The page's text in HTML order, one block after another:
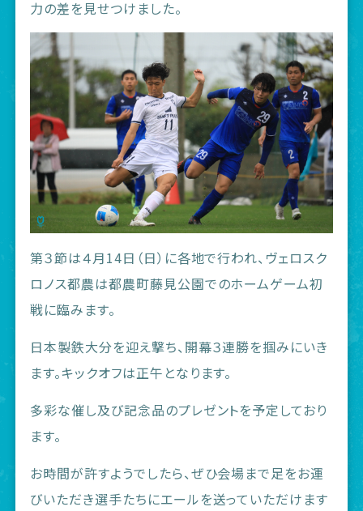
力の差を見せつけました。
第３節は４月14日（日）に各地で行われ、ヴェロスク
ロノス都農は都農町藤見公園でのホームゲーム初
戦に臨みます。
日本製鉄大分を迎え撃ち、開幕３連勝を掴みにいき
ます。キックオフは正午となります。
多彩な催し及び記念品のプレゼントを予定しており
ます。
お時間が許すようでしたら、ぜひ会場まで足をお運
びいただき選手たちにエールを送っていただけます